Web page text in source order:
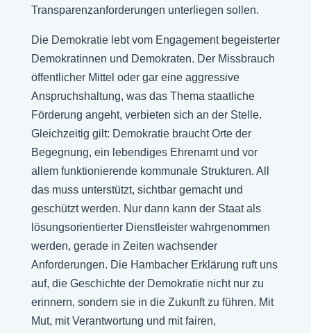
Transparenzanforderungen unterliegen sollen.
Die Demokratie lebt vom Engagement begeisterter
Demokratinnen und Demokraten. Der Missbrauch
öffentlicher Mittel oder gar eine aggressive
Anspruchshaltung, was das Thema staatliche
Förderung angeht, verbieten sich an der Stelle.
Gleichzeitig gilt: Demokratie braucht Orte der
Begegnung, ein lebendiges Ehrenamt und vor
allem funktionierende kommunale Strukturen. All
das muss unterstützt, sichtbar gemacht und
geschützt werden. Nur dann kann der Staat als
lösungsorientierter Dienstleister wahrgenommen
werden, gerade in Zeiten wachsender
Anforderungen. Die Hambacher Erklärung ruft uns
auf, die Geschichte der Demokratie nicht nur zu
erinnern, sondern sie in die Zukunft zu führen. Mit
Mut, mit Verantwortung und mit fairen,